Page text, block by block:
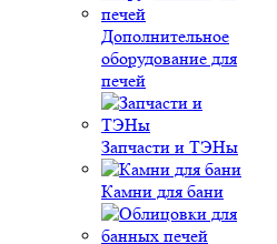
Дополнительное
оборудование для
печей
Запчасти и ТЭНы
Камни для бани